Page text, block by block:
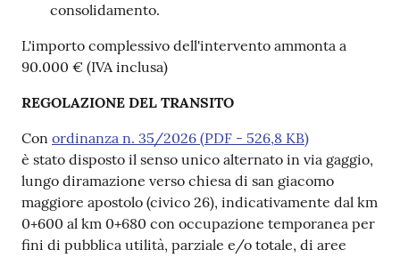
consolidamento.
L'importo complessivo dell'intervento ammonta a
90.000 € (IVA inclusa)
REGOLAZIONE DEL TRANSITO
Con ordinanza n. 35/2026 (PDF - 526,8 KB)
è stato disposto il senso unico alternato in via gaggio,
lungo diramazione verso chiesa di san giacomo
maggiore apostolo (civico 26), indicativamente dal km
0+600 al km 0+680 con occupazione temporanea per
fini di pubblica utilità, parziale e/o totale, di aree